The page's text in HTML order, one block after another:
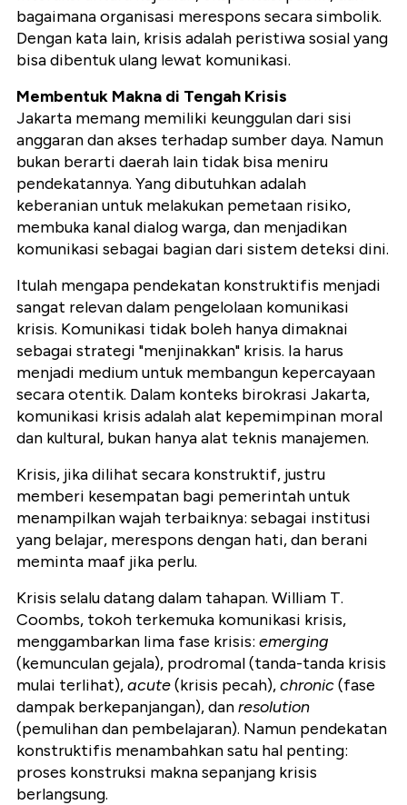
bagaimana organisasi merespons secara simbolik.
Dengan kata lain, krisis adalah peristiwa sosial yang
bisa dibentuk ulang lewat komunikasi.
Membentuk Makna di Tengah Krisis
Jakarta memang memiliki keunggulan dari sisi
anggaran dan akses terhadap sumber daya. Namun
bukan berarti daerah lain tidak bisa meniru
pendekatannya. Yang dibutuhkan adalah
keberanian untuk melakukan pemetaan risiko,
membuka kanal dialog warga, dan menjadikan
komunikasi sebagai bagian dari sistem deteksi dini.
Itulah mengapa pendekatan konstruktifis menjadi
sangat relevan dalam pengelolaan komunikasi
krisis. Komunikasi tidak boleh hanya dimaknai
sebagai strategi "menjinakkan" krisis. Ia harus
menjadi medium untuk membangun kepercayaan
secara otentik. Dalam konteks birokrasi Jakarta,
komunikasi krisis adalah alat kepemimpinan moral
dan kultural, bukan hanya alat teknis manajemen.
Krisis, jika dilihat secara konstruktif, justru
memberi kesempatan bagi pemerintah untuk
menampilkan wajah terbaiknya: sebagai institusi
yang belajar, merespons dengan hati, dan berani
meminta maaf jika perlu.
Krisis selalu datang dalam tahapan. William T.
Coombs, tokoh terkemuka komunikasi krisis,
menggambarkan lima fase krisis: emerging
(kemunculan gejala), prodromal (tanda-tanda krisis
mulai terlihat),acute(krisis pecah),chronic(fase
dampak berkepanjangan), danresolution
(pemulihan dan pembelajaran). Namun pendekatan
konstruktifis menambahkan satu hal penting:
proses konstruksi makna sepanjang krisis
berlangsung.